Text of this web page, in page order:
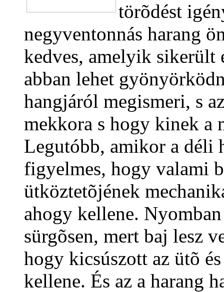
törõdést
negyventonnás harang
kedves, amelyik sikerült
abban lehet
hangjáról megismeri, s
mekkora s hogy kinek a
Legutóbb, amikor a déli
figyelmes, hogy valami
ütköztetõjének
ahogy kellene.
sürgõsen, mert baj lesz
hogy kicsúszott az ütõ
kellene. És az a harang